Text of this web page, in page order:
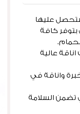
عليها
بتوفر كافة
عالية
واناقة في
تضمن السلامة